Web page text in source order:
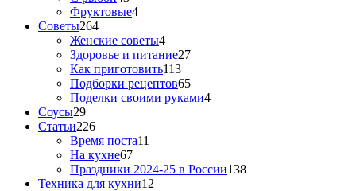
Фруктовые4
Советы264
Женские советы4
Здоровье и питание27
Как приготовить113
Подборки рецептов65
Поделки своими руками4
Соусы29
Статьи226
Время поста11
На кухне67
Праздники 2024-25 в России138
Техника для кухни12